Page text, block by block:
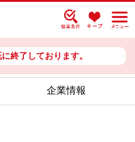
終了しております。
企業情報